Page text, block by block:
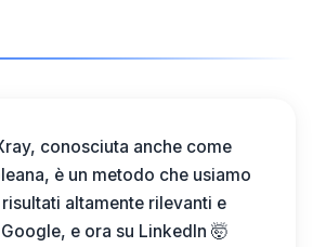
conosciuta anche come
è un metodo che usiamo
altamente rilevanti e
e ora su LinkedIn 🤯